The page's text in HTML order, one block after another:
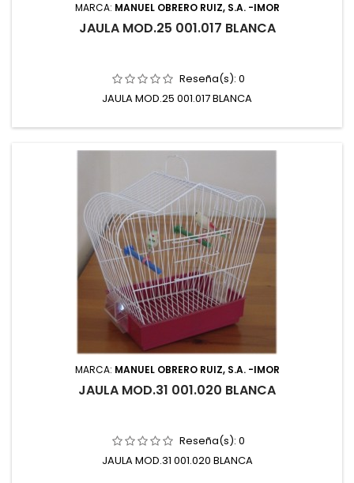
MARCA: MANUEL OBRERO RUIZ, S.A. -IMOR
JAULA MOD.25 001.017 BLANCA
Reseña(s): 0
JAULA MOD.25 001.017 BLANCA
MARCA: MANUEL OBRERO RUIZ, S.A. -IMOR
JAULA MOD.31 001.020 BLANCA
Reseña(s): 0
JAULA MOD.31 001.020 BLANCA